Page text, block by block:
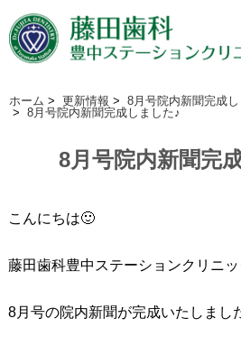
ホーム > 更新情報 > 8月号院内新聞完成
> 8月号院内新聞完成しました♪
8月号院内新聞完
こんにちは🙂
藤田歯科豊中ステーションクリニッ
8月号の院内新聞が完成いたしまし